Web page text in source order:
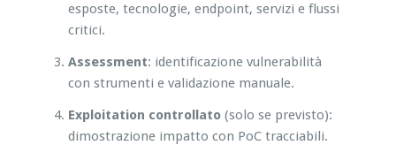
esposte, tecnologie, endpoint, servizi e flussi
critici.
Assessment: identificazione vulnerabilità
con strumenti e validazione manuale.
Exploitation controllato(solo se previsto):
dimostrazione impatto con PoC tracciabili.